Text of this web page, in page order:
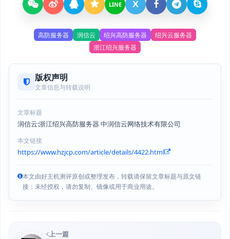
LINE X
高防服务器 润信云 绍兴高防服务器
绍兴云服务器
浙江绍兴服务器
版权声明
文章信息与转载说明
文章标题
润信云:浙江绍兴高防服务器 中润信云网络技术有限公司
本文链接
https://www.hzjcp.com/article/details/4422.html
本文由好主机测评原创或整理发布，转载请保留文章标题与原文链
接；未经授权，请勿复制、镜像或用于商业用途。
上一篇